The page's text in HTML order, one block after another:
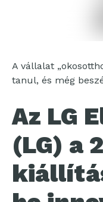
A vállalat
tanul, és még
Az LG
(LG) a